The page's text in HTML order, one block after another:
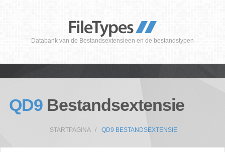
Databank van de Bestandsextensieen en de bestandstypen
QD9 Bestandsextensie
STARTPAGINA QD9 BESTANDSEXTENSIE